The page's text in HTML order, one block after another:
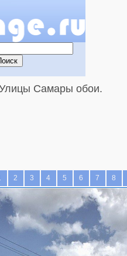
Самары обои.
2 3 4 5 6 7 8